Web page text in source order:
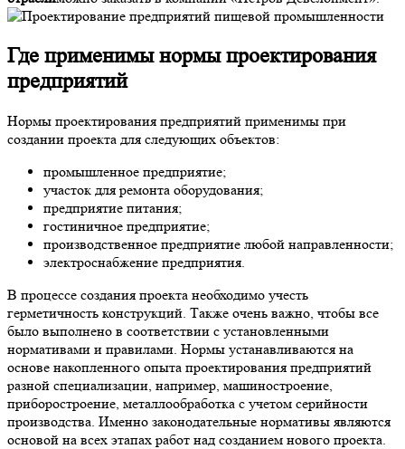
Где применимы нормы проектирования
предприятий
Нормы проектирования предприятий применимы при
создании проекта для следующих объектов:
промышленное предприятие;
участок для ремонта оборудования;
предприятие питания;
гостиничное предприятие;
производственное предприятие любой направленности;
электроснабжение предприятия.
В процессе создания проекта необходимо учесть
герметичность конструкций. Также очень важно, чтобы все
было выполнено в соответствии с установленными
нормативами и правилами. Нормы устанавливаются на
основе накопленного опыта проектирования предприятий
разной специализации, например, машиностроение,
приборостроение, металлообработка с учетом серийности
производства. Именно законодательные нормативы являются
основой на всех этапах работ над созданием нового проекта.